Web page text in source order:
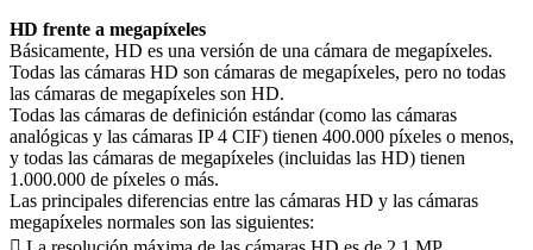
HD frente a megapíxeles
Básicamente, HD es una versión de una cámara de megapíxeles.
Todas las cámaras HD son cámaras de megapíxeles, pero no todas
las cámaras de megapíxeles son HD.
Todas las cámaras de definición estándar (como las cámaras
analógicas y las cámaras IP 4 CIF) tienen 400.000 píxeles o menos,
y todas las cámaras de megapíxeles (incluidas las HD) tienen
1.000.000 de píxeles o más.
Las principales diferencias entre las cámaras HD y las cámaras
megapíxeles normales son las siguientes: